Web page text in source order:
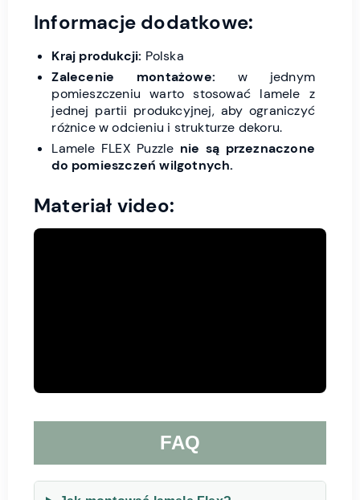
Informacje dodatkowe:
Kraj produkcji: Polska
Zalecenie montażowe: w jednym
pomieszczeniu warto stosować lamele z
jednej partii produkcyjnej, aby ograniczyć
różnice w odcieniu i strukturze dekoru.
Lamele FLEX Puzzle nie są przeznaczone
do pomieszczeń wilgotnych.
Materiał video:
FAQ